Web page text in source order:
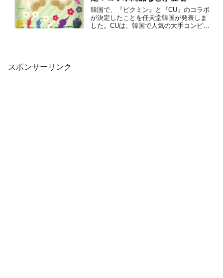
韓国で、『ピクミン』と『CU』のコラボ
が決定したことを任天堂韓国が発表しま
した。CUは、韓国で人気の大手コンビニ
スポンサーリンク